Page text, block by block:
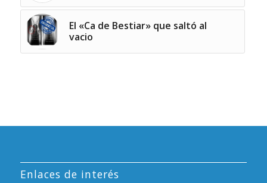
El «Ca de Bestiar» que saltó al
vacio
Enlaces de interés